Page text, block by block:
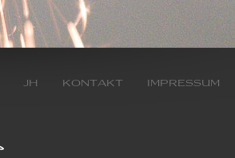
jh kontakt impressum